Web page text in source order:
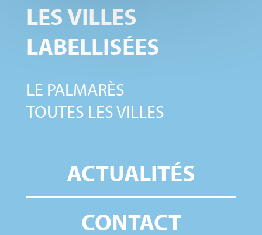
LES VILLES
LABELLISÉES
LE PALMARÈS
TOUTES LES VILLES
ACTUALITÉS
CONTACT